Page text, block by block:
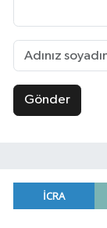
Gönder